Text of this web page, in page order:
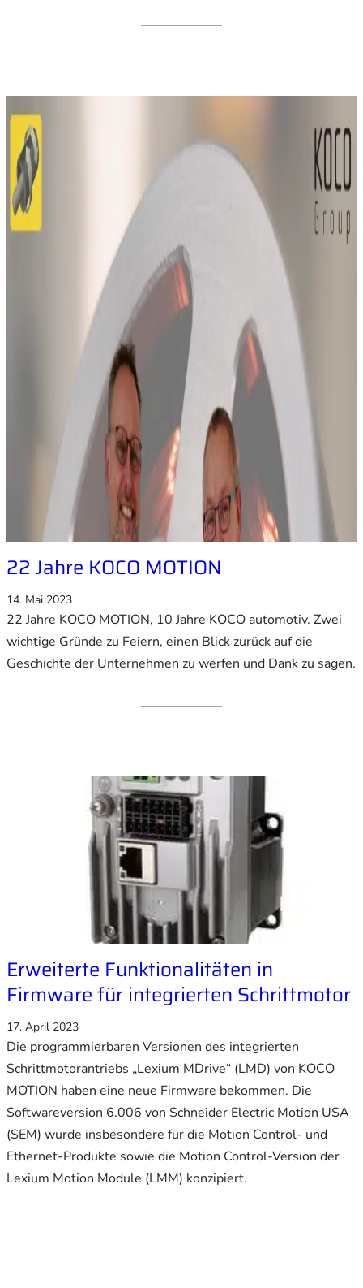
22 Jahre KOCO MOTION
14. Mai 2023
22 Jahre KOCO MOTION, 10 Jahre KOCO automotiv. Zwei
wichtige Gründe zu Feiern, einen Blick zurück auf die
Geschichte der Unternehmen zu werfen und Dank zu sagen.
Erweiterte Funktionalitäten in
Firmware für integrierten Schrittmotor
17. April 2023
Die programmierbaren Versionen des integrierten
Schrittmotorantriebs „Lexium MDrive“ (LMD) von KOCO
MOTION haben eine neue Firmware bekommen. Die
Softwareversion 6.006 von Schneider Electric Motion USA
(SEM) wurde insbesondere für die Motion Control- und
Ethernet-Produkte sowie die Motion Control-Version der
Lexium Motion Module (LMM) konzipiert.